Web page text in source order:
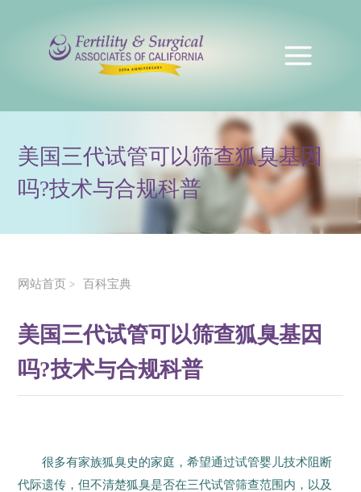
美国三代试管可以筛查狐臭基因
吗?技术与合规科普
网站首页 > 百科宝典
美国三代试管可以筛查狐臭基因
吗?技术与合规科普
很多有家族狐臭史的家庭，希望通过试管婴儿技术阻断
代际遗传，但不清楚狐臭是否在三代试管筛查范围内，以及